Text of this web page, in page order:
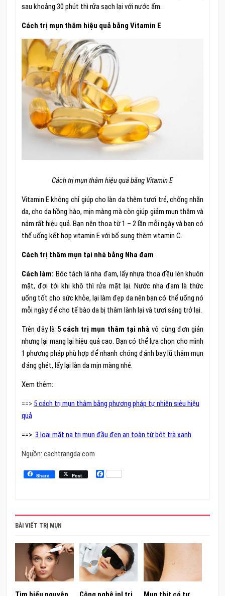
sau khoảng 30 phút thì rửa sạch lại với nước ấm.
Cách trị mụn thâm hiệu quả bằng Vitamin E
Cách trị mụn thâm hiệu quả bằng Vitamin E
Vitamin E không chỉ giúp cho làn da thêm tươi trẻ, chống nhăn
da, cho da hồng hào, mịn màng mà còn giúp giảm mụn thâm và
nám rất hiệu quả. Bạn nên thoa từ 1 – 2 lần mỗi ngày và bạn có
thể uống kết hợp vitamin E với bổ sung thêm vitamin C.
Cách trị thâm mụn tại nhà bằng Nha đam
Cách làm: Bóc tách lá nha đam, lấy nhựa thoa đều lên khuôn
mặt, đợi tới khi khô thì rửa mặt lại. Nước nha đam là thức
uống tốt cho sức khỏe, lại làm đẹp da nên bạn có thể uống nó
mỗi ngày để cho tế bào da bị thâm lành lại và tươi sáng trở lại.
Trên đây là 5 cách trị mụn thâm tại nhà vô cùng đơn giản
nhưng lại mang lại hiệu quả cao. Bạn có thể lựa chọn cho mình
1 phương pháp phù hợp để nhanh chóng đánh bay lũ thâm mụn
đáng ghét, lấy lại làn da mịn màng nhé.
Xem thêm:
==> 5 cách trị mụn thâm bằng phương pháp tự nhiên siêu hiệu
quả
==> 3 loại mặt nạ trị mụn đầu đen an toàn từ bột trà xanh
Nguồn: cachtrangda.com
Share Post Facebook
BÀI VIẾT TRỊ MỤN